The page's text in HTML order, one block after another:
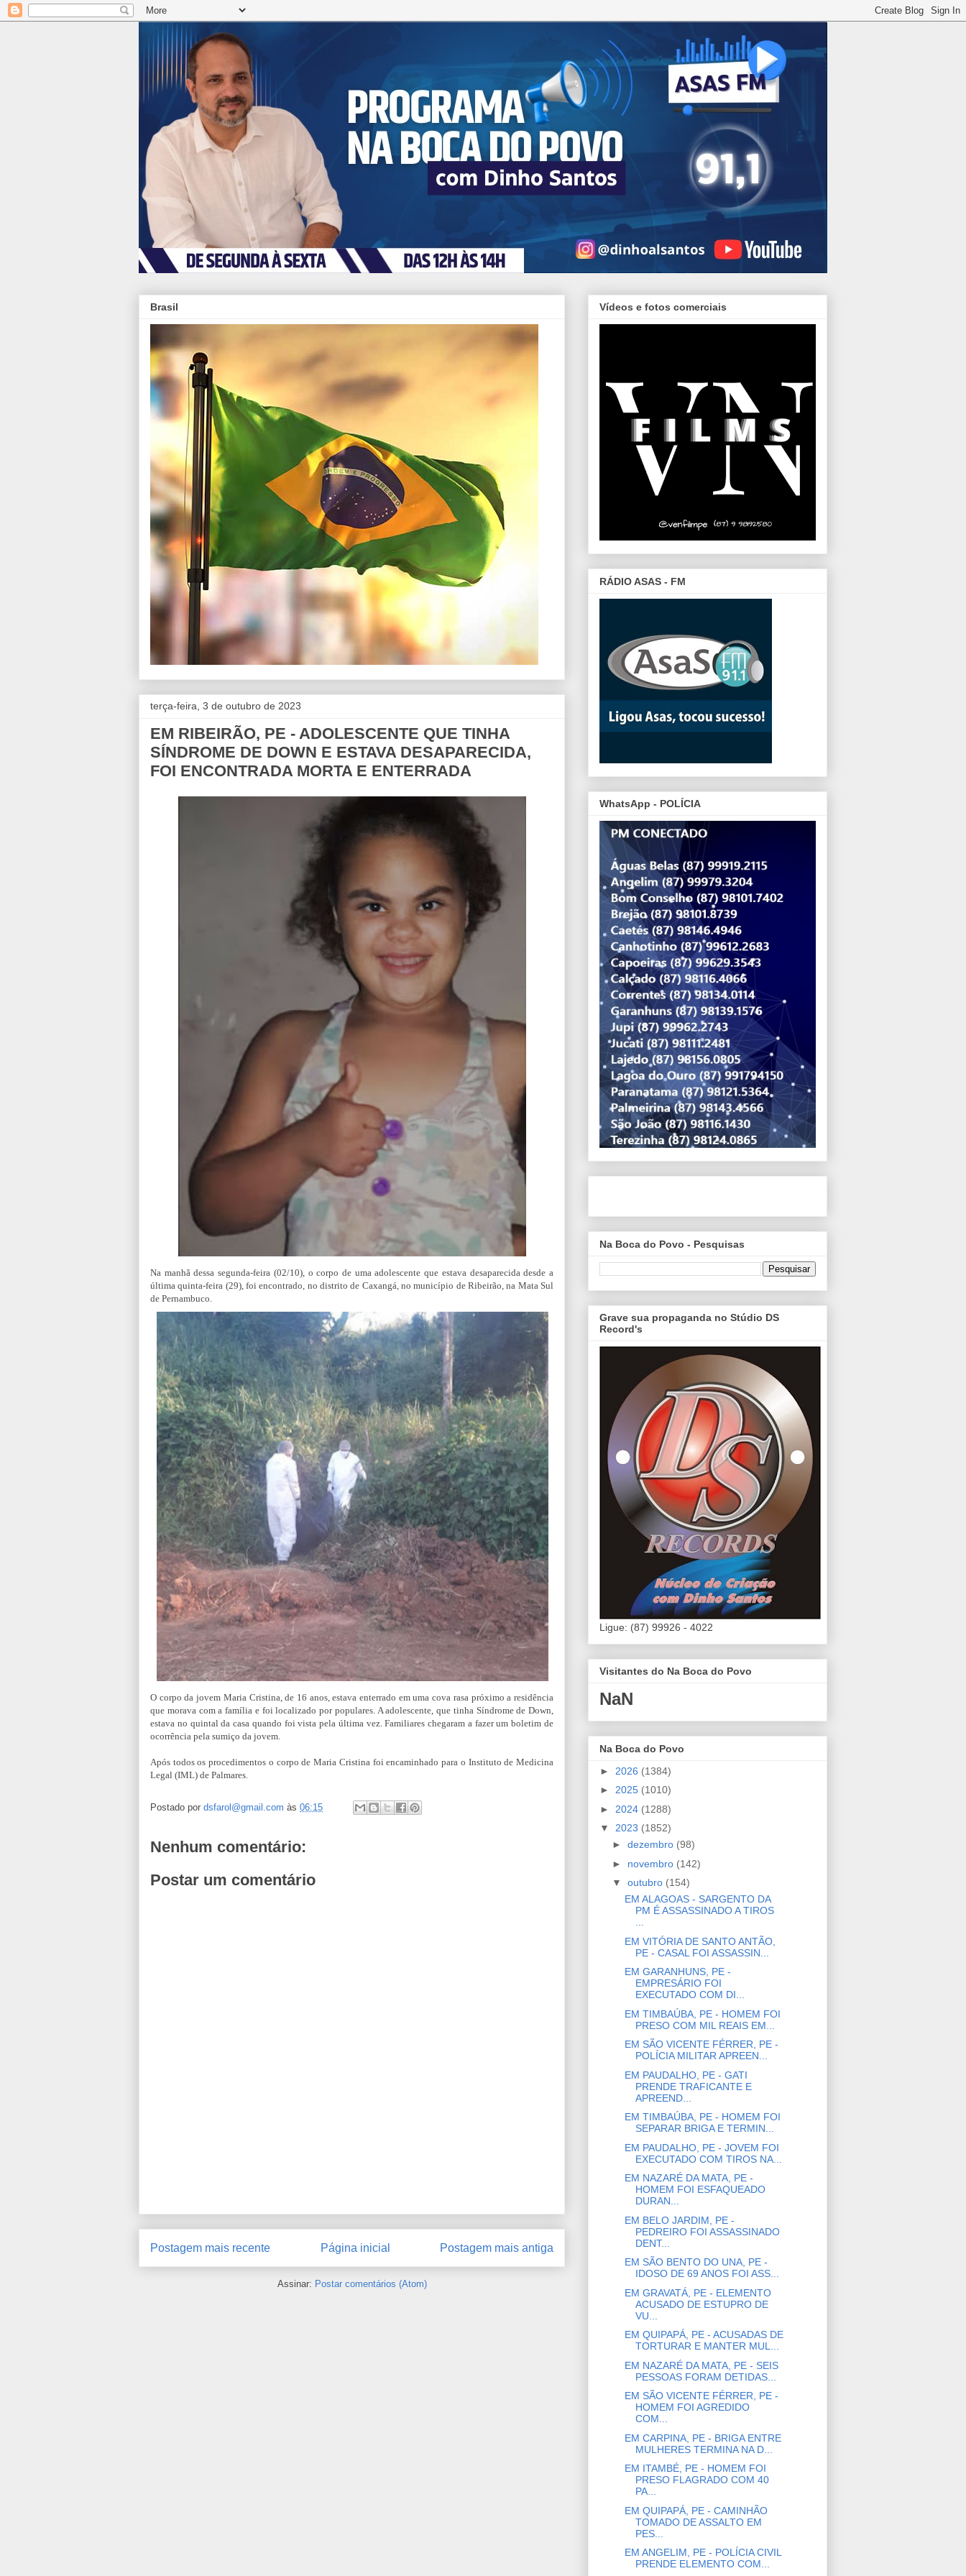
Brasil
terça-feira, 3 de outubro de 2023
EM RIBEIRÃO, PE - ADOLESCENTE QUE TINHA
SÍNDROME DE DOWN E ESTAVA DESAPARECIDA,
FOI ENCONTRADA MORTA E ENTERRADA
Na manhã dessa segunda-feira (02/10), o corpo de uma adolescente que estava desaparecida desde a
última quinta-feira (29), foi encontrado, no distrito de Caxangá, no município de Ribeirão, na Mata Sul
de Pernambuco.
O corpo da jovem Maria Cristina, de 16 anos, estava enterrado em uma cova rasa próximo a residência
que morava com a família e foi localizado por populares. A adolescente, que tinha Síndrome de Down,
estava no quintal da casa quando foi vista pela última vez. Familiares chegaram a fazer um boletim de
ocorrência pela sumiço da jovem.
Após todos os procedimentos o corpo de Maria Cristina foi encaminhado para o Instituto de Medicina
Legal (IML) de Palmares.
Postado por dsfarol@gmail.com às 06:15
Nenhum comentário:
Postar um comentário
Postagem mais recente Postagem mais antiga
Página inicial
Assinar: Postar comentários (Atom)
Vídeos e fotos comerciais
RÁDIO ASAS - FM
WhatsApp - POLÍCIA
Na Boca do Povo - Pesquisas
Grave sua propaganda no Stúdio DS
Record's
Ligue: (87) 99926 - 4022
Visitantes do Na Boca do Povo
NaN
Na Boca do Povo
► 2026 (1384)
► 2025 (1010)
► 2024 (1288)
▼ 2023 (1852)
► dezembro (98)
► novembro (142)
▼ outubro (154)
EM ALAGOAS - SARGENTO DA
PM É ASSASSINADO A TIROS
...
EM VITÓRIA DE SANTO ANTÃO,
PE - CASAL FOI ASSASSIN...
EM GARANHUNS, PE -
EMPRESÁRIO FOI
EXECUTADO COM DI...
EM TIMBAÚBA, PE - HOMEM FOI
PRESO COM MIL REAIS EM...
EM SÃO VICENTE FÉRRER, PE -
POLÍCIA MILITAR APREEN...
EM PAUDALHO, PE - GATI
PRENDE TRAFICANTE E
APREEND...
EM TIMBAÚBA, PE - HOMEM FOI
SEPARAR BRIGA E TERMIN...
EM PAUDALHO, PE - JOVEM FOI
EXECUTADO COM TIROS NA...
EM NAZARÉ DA MATA, PE -
HOMEM FOI ESFAQUEADO
DURAN...
EM BELO JARDIM, PE -
PEDREIRO FOI ASSASSINADO
DENT...
EM SÃO BENTO DO UNA, PE -
IDOSO DE 69 ANOS FOI ASS...
EM GRAVATÁ, PE - ELEMENTO
ACUSADO DE ESTUPRO DE
VU...
EM QUIPAPÁ, PE - ACUSADAS DE
TORTURAR E MANTER MUL...
EM NAZARÉ DA MATA, PE - SEIS
PESSOAS FORAM DETIDAS...
EM SÃO VICENTE FÉRRER, PE -
HOMEM FOI AGREDIDO
COM...
EM CARPINA, PE - BRIGA ENTRE
MULHERES TERMINA NA D...
EM ITAMBÉ, PE - HOMEM FOI
PRESO FLAGRADO COM 40
PA...
EM QUIPAPÁ, PE - CAMINHÃO
TOMADO DE ASSALTO EM
PES...
EM ANGELIM, PE - POLÍCIA CIVIL
PRENDE ELEMENTO COM...